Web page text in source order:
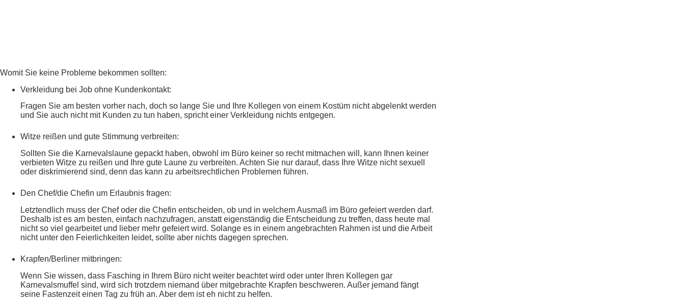
Womit Sie keine Probleme bekommen sollten:
Verkleidung bei Job ohne Kundenkontakt:
Fragen Sie am besten vorher nach, doch so lange Sie und Ihre Kollegen von einem Kostüm nicht abgelenkt werden
und Sie auch nicht mit Kunden zu tun haben, spricht einer Verkleidung nichts entgegen.
Witze reißen und gute Stimmung verbreiten:
Sollten Sie die Karnevalslaune gepackt haben, obwohl im Büro keiner so recht mitmachen will, kann Ihnen keiner
verbieten Witze zu reißen und Ihre gute Laune zu verbreiten. Achten Sie nur darauf, dass Ihre Witze nicht sexuell
oder diskrimierend sind, denn das kann zu arbeitsrechtlichen Problemen führen.
Den Chef/die Chefin um Erlaubnis fragen:
Letztendlich muss der Chef oder die Chefin entscheiden, ob und in welchem Ausmaß im Büro gefeiert werden darf.
Deshalb ist es am besten, einfach nachzufragen, anstatt eigenständig die Entscheidung zu treffen, dass heute mal
nicht so viel gearbeitet und lieber mehr gefeiert wird. Solange es in einem angebrachten Rahmen ist und die Arbeit
nicht unter den Feierlichkeiten leidet, sollte aber nichts dagegen sprechen.
Krapfen/Berliner mitbringen:
Wenn Sie wissen, dass Fasching in Ihrem Büro nicht weiter beachtet wird oder unter Ihren Kollegen gar
Karnevalsmuffel sind, wird sich trotzdem niemand über mitgebrachte Krapfen beschweren. Außer jemand fängt
seine Fastenzeit einen Tag zu früh an. Aber dem ist eh nicht zu helfen.